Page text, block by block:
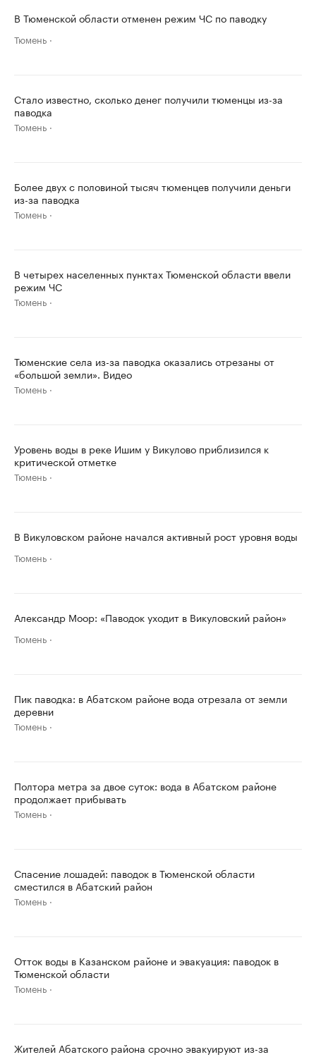
В Тюменской области отменен режим ЧС по паводку
Тюмень
Стало известно, сколько денег получили тюменцы из-за
паводка
Тюмень
Более двух с половиной тысяч тюменцев получили деньги
из-за паводка
Тюмень
В четырех населенных пунктах Тюменской области ввели
режим ЧС
Тюмень
Тюменские села из-за паводка оказались отрезаны от
«большой земли». Видео
Тюмень
Уровень воды в реке Ишим у Викулово приблизился к
критической отметке
Тюмень
В Викуловском районе начался активный рост уровня воды
Тюмень
Александр Моор: «Паводок уходит в Викуловский район»
Тюмень
Пик паводка: в Абатском районе вода отрезала от земли
деревни
Тюмень
Полтора метра за двое суток: вода в Абатском районе
продолжает прибывать
Тюмень
Спасение лошадей: паводок в Тюменской области
сместился в Абатский район
Тюмень
Отток воды в Казанском районе и эвакуация: паводок в
Тюменской области
Тюмень
Жителей Абатского района срочно эвакуируют из-за